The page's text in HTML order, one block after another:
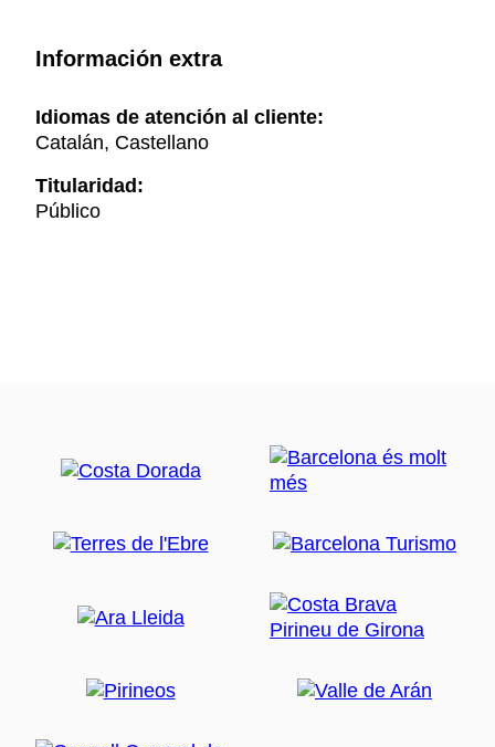
Información extra
Idiomas de atención al cliente:
Catalán, Castellano
Titularidad:
Público